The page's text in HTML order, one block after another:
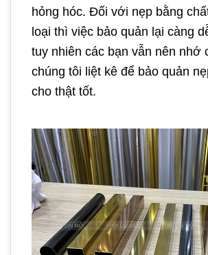
hỏng hóc. Đối với nẹp bằng
loại thì việc bảo quản lại càng
tuy nhiên các bạn vẫn nên nhớ
chúng tôi liệt kê để bảo quản
cho thật tốt.